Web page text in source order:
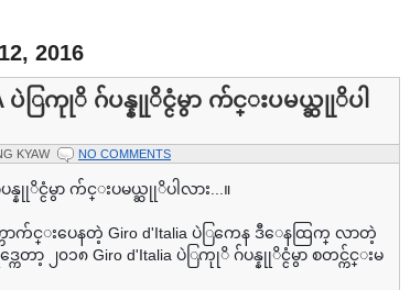
2016
ပဲြကုုိ ဂ်ပန္နုုိင္ငံမွာ က်င္းပမယ္ဆုုိပါ
KYAW NO COMMENTS
န္နုုိင္ငံမွာ က်င္းပမယ္ဆုုိပါလား...။
ာက်င္းပေနတဲ့ Giro d'Italia ပဲြကေန ဒီေနထြက္ လာတဲ့
တာ့ ၂၀၁၈ Giro d'Italia ပဲြကုုိ ဂ်ပန္နုုိင္ငံမွာ စတင္က်င္းမ